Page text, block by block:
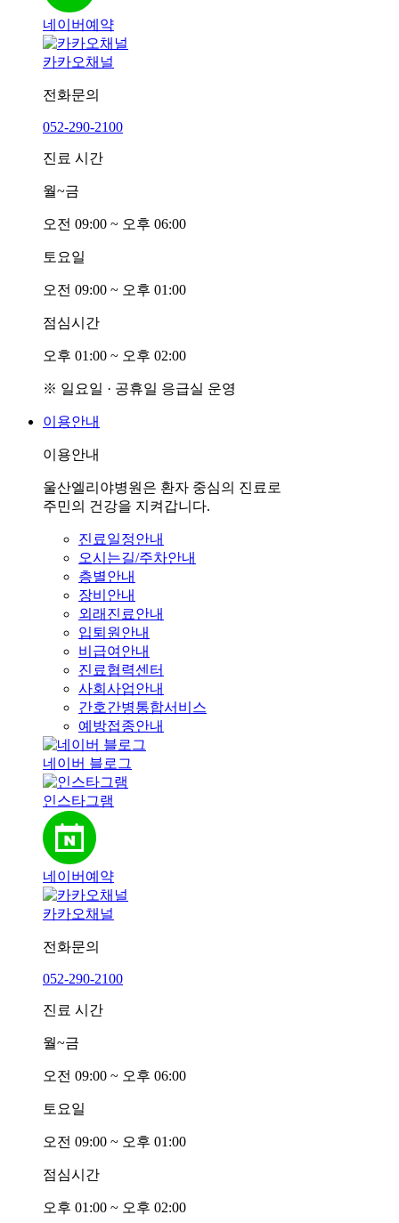
네이버예약
카카오채널
전화문의
052-290-2100
진료 시간
월~금
오전 09:00 ~ 오후 06:00
토요일
오전 09:00 ~ 오후 01:00
점심시간
오후 01:00 ~ 오후 02:00
※ 일요일 · 공휴일 응급실 운영
이용안내
이용안내
울산엘리야병원은 환자 중심의 진료로
주민의 건강을 지켜갑니다.
진료일정안내
오시는길/주차안내
층별안내
장비안내
외래진료안내
입퇴원안내
비급여안내
진료협력센터
사회사업안내
간호간병통합서비스
예방접종안내
네이버 블로그
인스타그램
네이버예약
카카오채널
전화문의
052-290-2100
진료 시간
월~금
오전 09:00 ~ 오후 06:00
토요일
오전 09:00 ~ 오후 01:00
점심시간
오후 01:00 ~ 오후 02:00